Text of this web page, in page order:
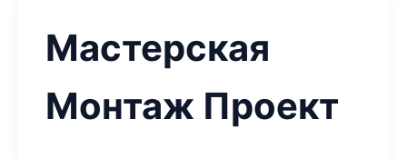
Мастерская
Монтаж Проект